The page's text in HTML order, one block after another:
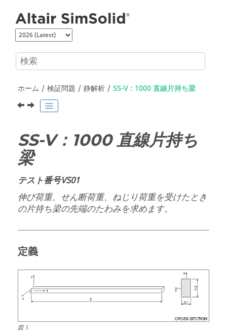
ホーム 検証問題 静解析 SS-V：1000 直線片持ち梁
SS-V：1000 直線片持ち
梁
テスト番号VS01
伸び荷重、せん断荷重、ねじり荷重を受けたとき
の片持ち梁の先端のたわみを求めます。
定義
図1.